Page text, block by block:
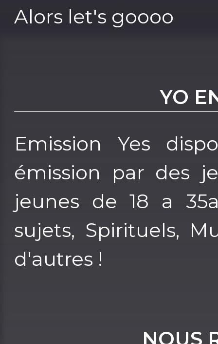
Alors let's goooo
YO
Emission Yes
émission par des
jeunes de 18 a
sujets, Spirituels,
d'autres !
NOUS